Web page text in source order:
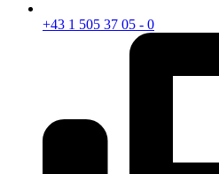
+43 1 505 37 05 - 0